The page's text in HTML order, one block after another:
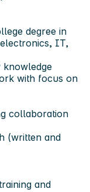
degree in
IT,
knowledge
with focus on
collaboration
(written and
and